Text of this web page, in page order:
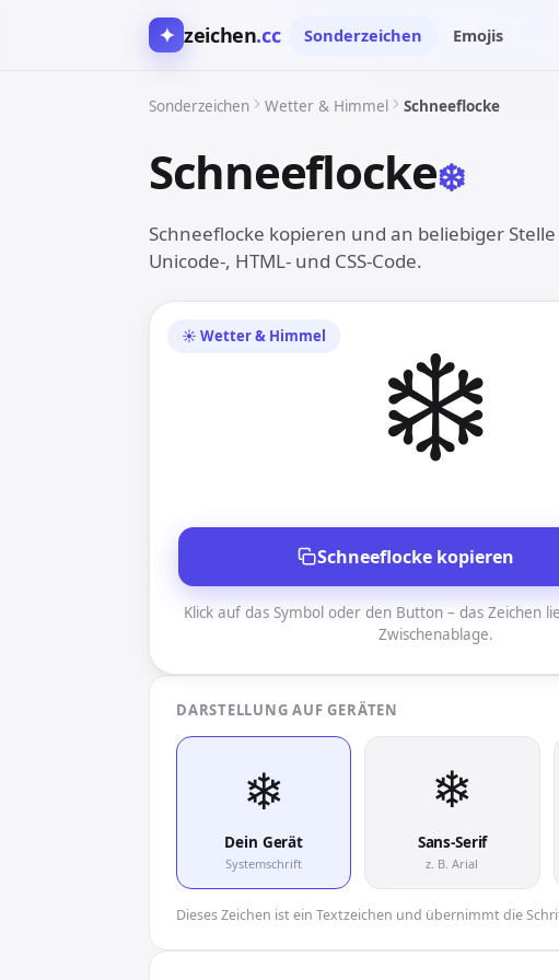
✦ zeichen.cc Sonderzeichen Emojis
Sonderzeichen Wetter & Himmel Schneeflocke
Schneeflocke❄︎
Schneeflocke kopieren und an beliebiger
Unicode-, HTML- und CSS-Code.
☀︎ Wetter & Himmel ❄︎
Schneeflocke kopieren
Klick auf das Symbol oder den Button – das Zeichen
Zwischenablage.
DARSTELLUNG AUF GERÄTEN
❄︎
Dein Gerät
Systemschrift
❄︎
Sans-Serif
z. B. Arial
Dieses Zeichen ist ein Textzeichen und übernimmt die